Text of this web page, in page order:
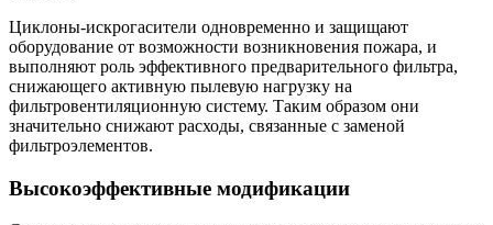
Циклоны-искрогасители одновременно и защищают
оборудование от возможности возникновения пожара, и
выполняют роль эффективного предварительного фильтра,
снижающего активную пылевую нагрузку на
фильтровентиляционную систему. Таким образом они
значительно снижают расходы, связанные с заменой
фильтроэлементов.
Высокоэффективные модификации